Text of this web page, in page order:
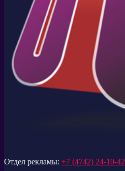
Отдел рекламы: +7 (4742) 24-10-42